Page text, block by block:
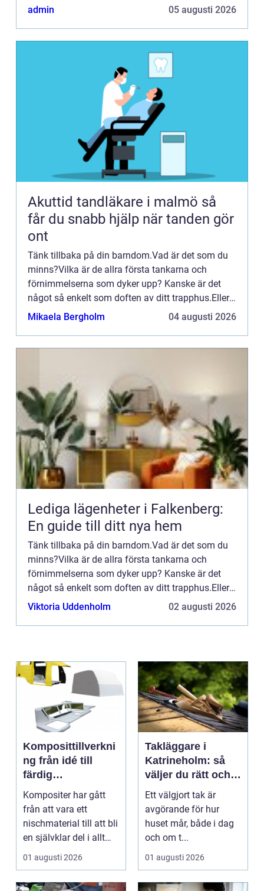
en leksak som du ...
admin 05 augusti 2026
Akuttid tandläkare i malmö så
får du snabb hjälp när tanden gör
ont
Tänk tillbaka på din barndom.Vad är det som du
minns?Vilka är de allra första tankarna och
förnimmelserna som dyker upp? Kanske är det
något så enkelt som doften av ditt trapphus.Eller
en leksak som du ...
Mikaela Bergholm 04 augusti 2026
Lediga lägenheter i Falkenberg:
En guide till ditt nya hem
Tänk tillbaka på din barndom.Vad är det som du
minns?Vilka är de allra första tankarna och
förnimmelserna som dyker upp? Kanske är det
något så enkelt som doften av ditt trapphus.Eller
en leksak som du ...
Viktoria Uddenholm 02 augusti 2026
Komposittillverkni
ng från idé till
färdig
högpresterande
produkt
Kompositer har gått
från att vara ett
nischmaterial till att bli
en självklar del i allt
från vindkr...
01 augusti 2026
Takläggare i
Katrineholm: så
väljer du rätt och
får ett tak som
håller
Ett välgjort tak är
avgörande för hur
huset mår, både i dag
och om t...
01 augusti 2026